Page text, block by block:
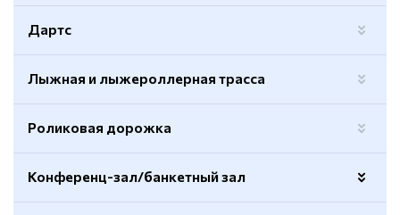
Дартс
Лыжная и лыжероллерная трасса
Роликовая дорожка
Конференц-зал/банкетный зал